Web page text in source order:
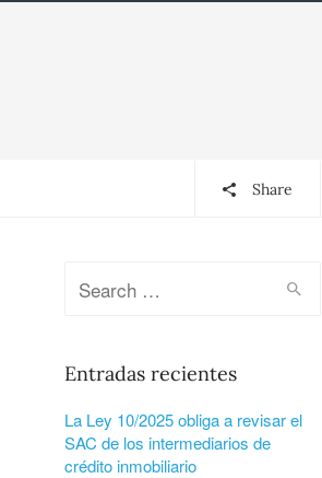
Share
Entradas recientes
La Ley 10/2025 obliga a revisar el
SAC de los intermediarios de
crédito inmobiliario